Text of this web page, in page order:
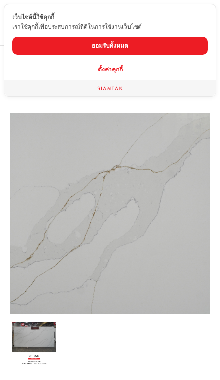
TH
หินควอทซ์
เว็บไซต์นี้ใช้คุกกี้
เราใช้คุกกี้เพื่อประสบการณ์ที่ดีในการใช้งานเว็บไซต์
ยอมรับทั้งหมด
ตั้งค่าคุกกี้